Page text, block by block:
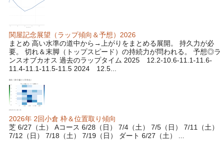
関屋記念展望（ラップ傾向＆予想）2026
まとめ 高い水準の道中から→上がりをまとめる展開。 持久力が必
要。 切れ＆末脚（トップスピード）の持続力が問われる。 予想◎ラ
ンスオブカオス 過去のラップタイム 2025 12.2-10.6-11.1-11.6-
11.4-11.1-11.5-11.5 2024 12.5...
2026年 2回小倉 枠＆位置取り傾向
芝 6/27（土） Aコース 6/28（日） 7/4（土） 7/5（日） 7/11（土）
7/12（日） 7/18（土） 7/19（日） ダート 6/27（土） ...